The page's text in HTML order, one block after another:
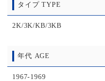
タイプ TYPE
2K/3K/KB/3KB
年代 AGE
1967-1969